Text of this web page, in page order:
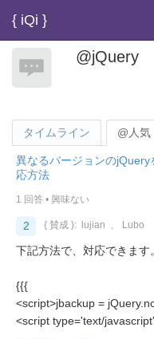
{ iQi }
@jQuery
タイムライン @人気
異なるバージョンの
応方法
1 回答 • 興味ない
2 { 賛成 }: lujian 、 Lubo
下記方法で、対応できます
{{{
<script>jbackup =
<script type='text/javascript'